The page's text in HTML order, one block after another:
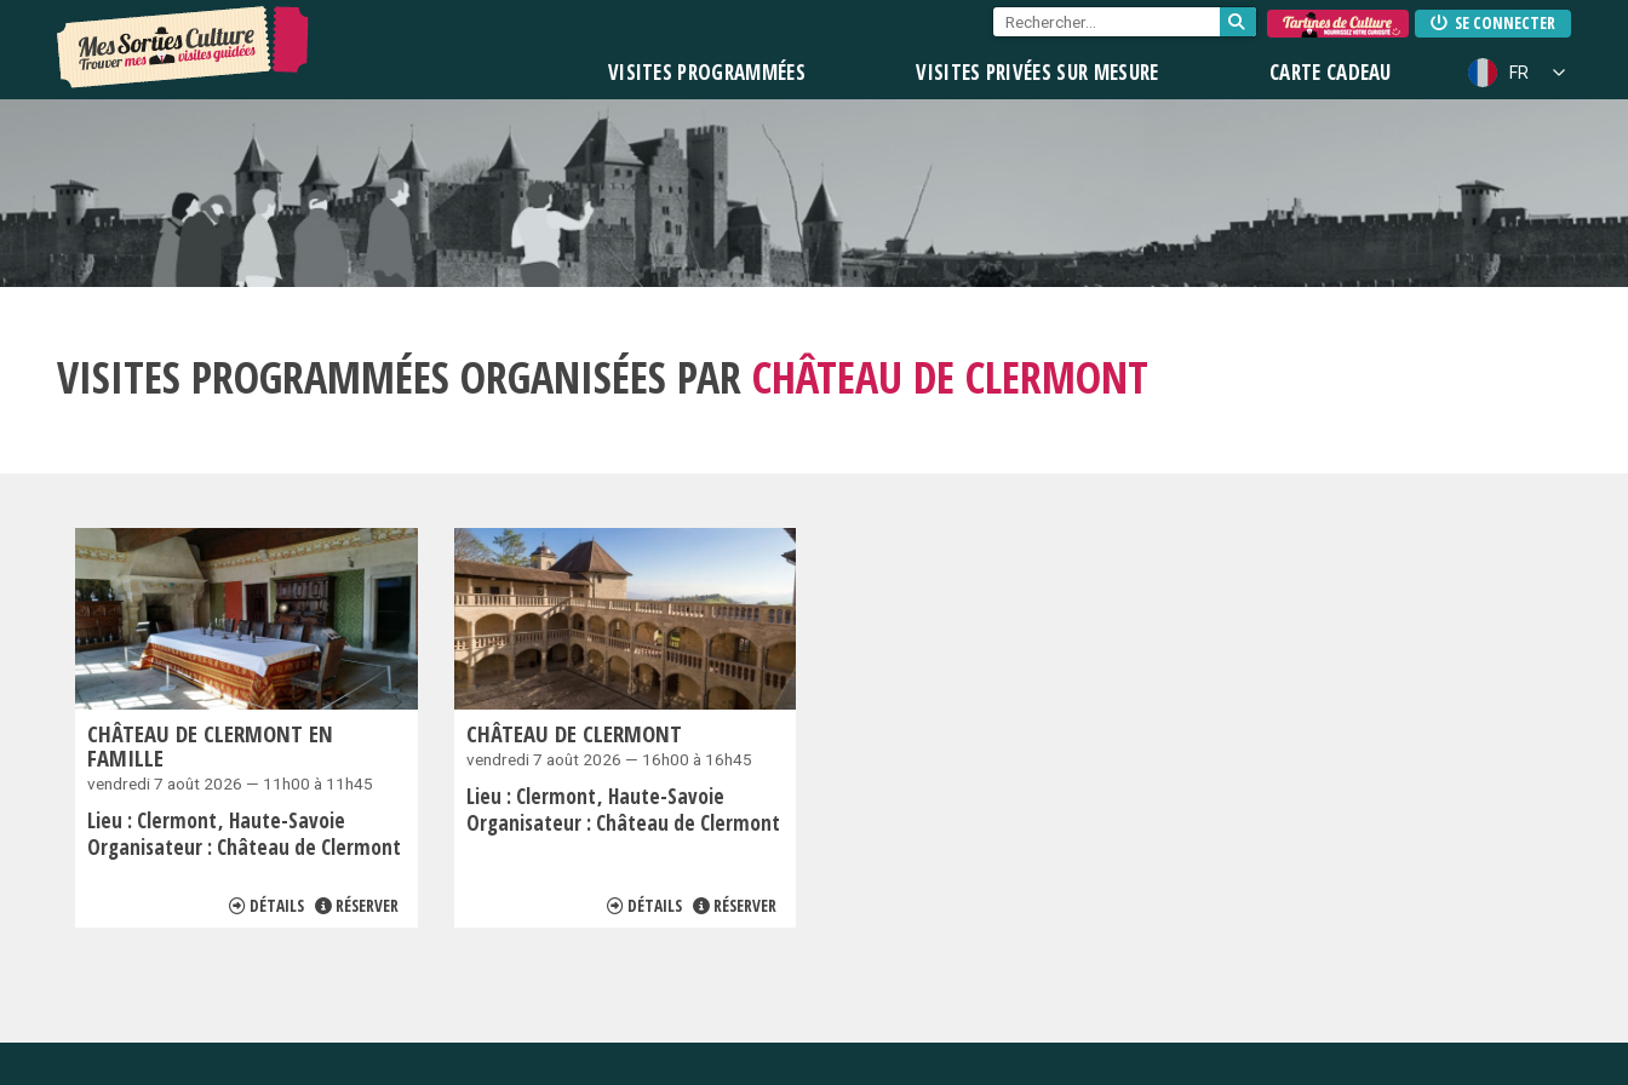
SE CONNECTER
VISITES PROGRAMMÉES VISITES PRIVÉES SUR MESURE CARTE CADEAU FR
VISITES PROGRAMMÉES ORGANISÉES PAR CHÂTEAU DE CLERMONT
CHÂTEAU DE CLERMONT EN
FAMILLE
vendredi 7 août 2026 — 11h00 à 11h45
Lieu : Clermont Haute-Savoie
Organisateur : Château de Clermont
DÉTAILS RÉSERVER
CHÂTEAU DE CLERMONT
vendredi 7 août 2026 — 16h00 à 16h45
Lieu : Clermont Haute-Savoie
Organisateur : Château de Clermont
DÉTAILS RÉSERVER